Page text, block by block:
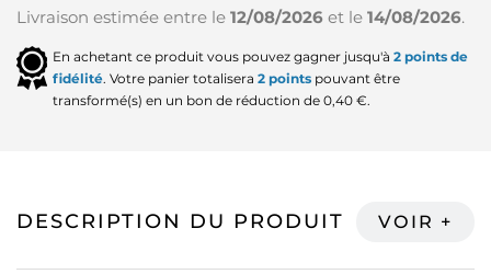
Livraison estimée entre le 12/08/2026 et le 14/08/2026.
En achetant ce produit vous pouvez gagner jusqu'à 2 points de
fidélité. Votre panier totalisera 2 points pouvant être
transformé(s) en un bon de réduction de 0,40 €.
DESCRIPTION DU PRODUIT